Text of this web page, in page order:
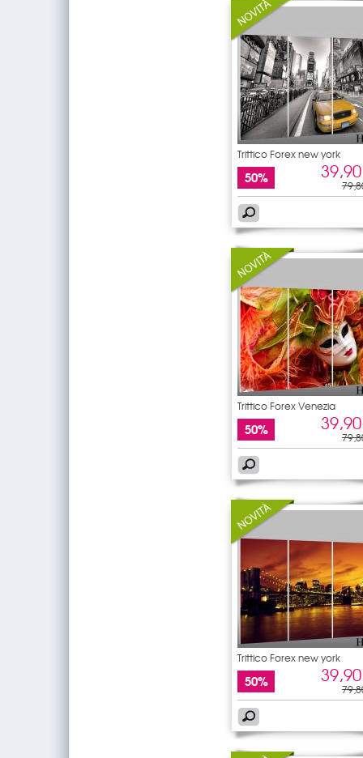
Trittico Forex new york
50%
Trittico Forex Venezia
50%
Trittico Forex new york
50%